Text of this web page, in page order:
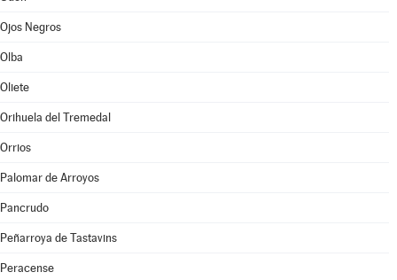
Ojos Negros
Olba
Oliete
Orihuela del Tremedal
Orrios
Palomar de Arroyos
Pancrudo
Peñarroya de Tastavins
Peracense